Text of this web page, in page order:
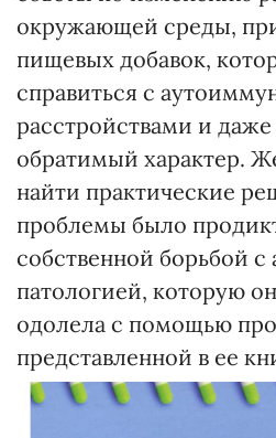
окружающей среды,
пищевых добавок,
справиться с
расстройствами и
обратимый характер.
найти практические
проблемы было
собственной борьбой
патологией, которую
одолела с помощью
представленной в ее